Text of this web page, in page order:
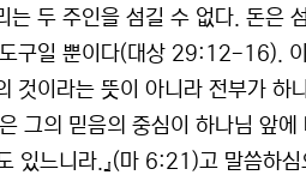
두 주인을 섬길 수 없다. 돈은
구일 뿐이다(대상 29:12-16).
것이라는 뜻이 아니라 전부가 하
그의 믿음의 중심이 하나님 앞에
있느니라.』(마 6:21)고 말씀하